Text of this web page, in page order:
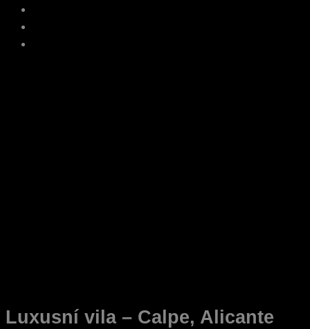
Luxusní vila – Calpe, Alicante